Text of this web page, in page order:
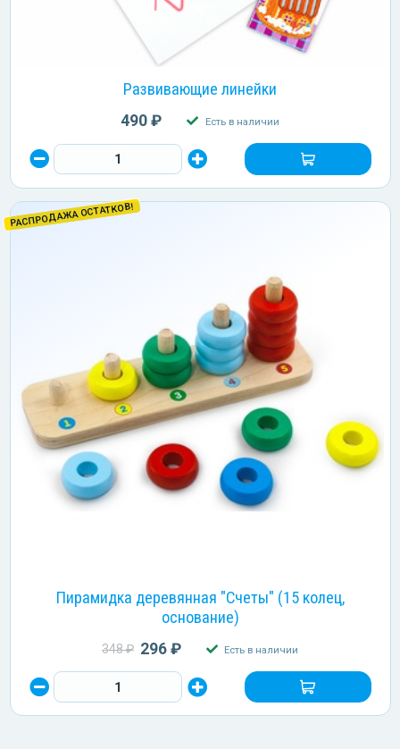
Развивающие линейки
490 ₽ Есть в наличии
РАСПРОДАЖА ОСТАТКОВ!
Пирамидка деревянная "Счеты" (15 колец,
основание)
348 ₽ 296 ₽ Есть в наличии